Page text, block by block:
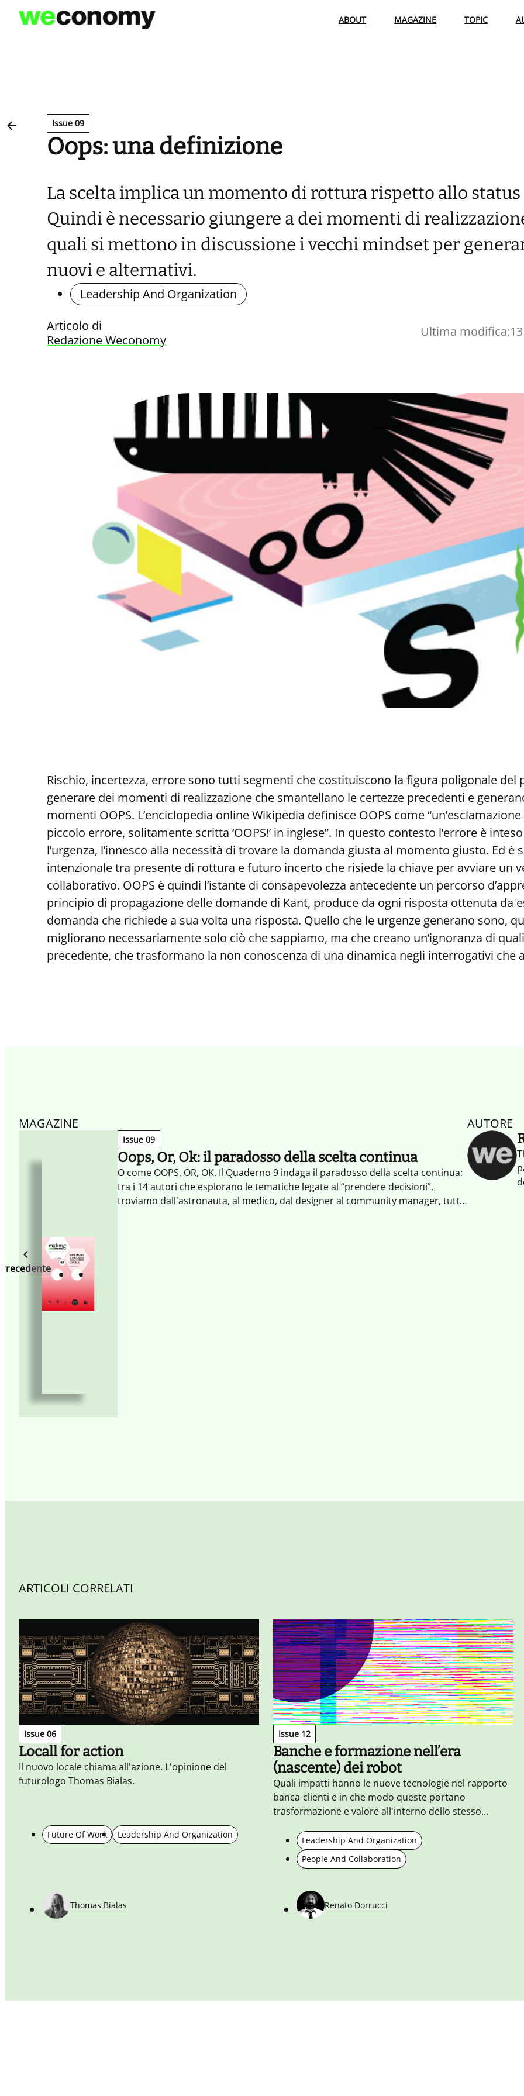
Vai
ABOUT MAGAZINE TOPIC
Issue 09
Oops: una definizione
La scelta implica un momento di rottura rispetto allo status
Quindi è necessario giungere a dei momenti di
quali si mettono in discussione i vecchi mindset per
nuovi e alternativi.
Leadership And Organization
Articolo di
Redazione Weconomy
Ultima modifica:
Rischio, incertezza, errore sono tutti segmenti che costituiscono la figura poligonale del
generare dei momenti di realizzazione che smantellano le certezze precedenti e
momenti OOPS. L’enciclopedia online Wikipedia definisce OOPS come
piccolo errore, solitamente scritta ‘OOPS!’ in inglese”. In questo contesto l’errore è
l’urgenza, l’innesco alla necessità di trovare la domanda giusta al momento giusto. Ed è
intenzionale tra presente di rottura e futuro incerto che risiede la chiave per avviare un
collaborativo. OOPS è quindi l’istante di consapevolezza antecedente un percorso
principio di propagazione delle domande di Kant, produce da ogni risposta ottenuta da
domanda che richiede a sua volta una risposta. Quello che le urgenze generano sono,
migliorano necessariamente solo ciò che sappiamo, ma che creano un’ignoranza di
precedente, che trasformano la non conoscenza di una dinamica negli interrogativi che
Precedente
MAGAZINE
Issue 09
Oops, Or, Ok: il paradosso della scelta continua
O come OOPS, OR, OK. Il Quaderno 9 indaga il paradosso della scelta continua:
tra i 14 autori che esplorano le tematiche legate al “prendere decisioni”,
troviamo dall'astronauta, al medico, dal designer al community manager, tutte
AUTORE
ARTICOLI CORRELATI
Issue 06
Locall for action
Il nuovo locale chiama all'azione. L'opinione del
futurologo Thomas Bialas.
Future Of Work Leadership And Organization
Thomas Bialas
Issue 12
Banche e formazione nell’era
(nascente) dei robot
Quali impatti hanno le nuove tecnologie nel rapporto
banca-clienti e in che modo queste portano
trasformazione e valore all'interno dello stesso
Leadership And Organization
People And Collaboration
Renato Dorrucci